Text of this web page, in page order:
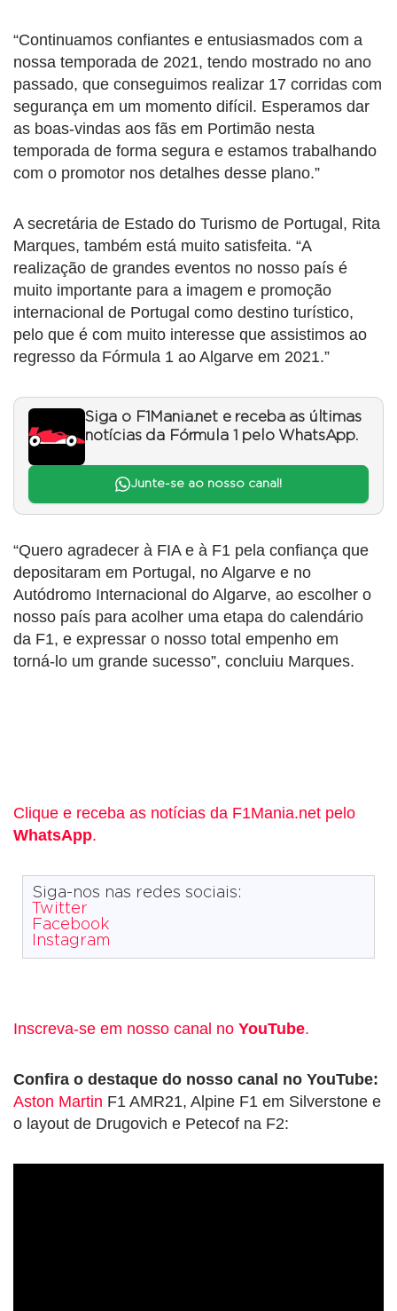
“Continuamos confiantes e entusiasmados com a
nossa temporada de 2021, tendo mostrado no ano
passado, que conseguimos realizar 17 corridas com
segurança em um momento difícil. Esperamos dar
as boas-vindas aos fãs em Portimão nesta
temporada de forma segura e estamos trabalhando
com o promotor nos detalhes desse plano.”
A secretária de Estado do Turismo de Portugal, Rita
Marques, também está muito satisfeita. “A
realização de grandes eventos no nosso país é
muito importante para a imagem e promoção
internacional de Portugal como destino turístico,
pelo que é com muito interesse que assistimos ao
regresso da Fórmula 1 ao Algarve em 2021.”
Siga o F1Mania.net e receba as últimas
notícias da Fórmula 1 pelo WhatsApp.
Junte-se ao nosso canal!
“Quero agradecer à FIA e à F1 pela confiança que
depositaram em Portugal, no Algarve e no
Autódromo Internacional do Algarve, ao escolher o
nosso país para acolher uma etapa do calendário
da F1, e expressar o nosso total empenho em
torná-lo um grande sucesso”, concluiu Marques.
Clique e receba as notícias da F1Mania.net pelo
WhatsApp.
Siga-nos nas redes sociais:
Twitter
Facebook
Instagram
Inscreva-se em nosso canal no YouTube.
Confira o destaque do nosso canal no YouTube:
Aston Martin F1 AMR21, Alpine F1 em Silverstone e
o layout de Drugovich e Petecof na F2: